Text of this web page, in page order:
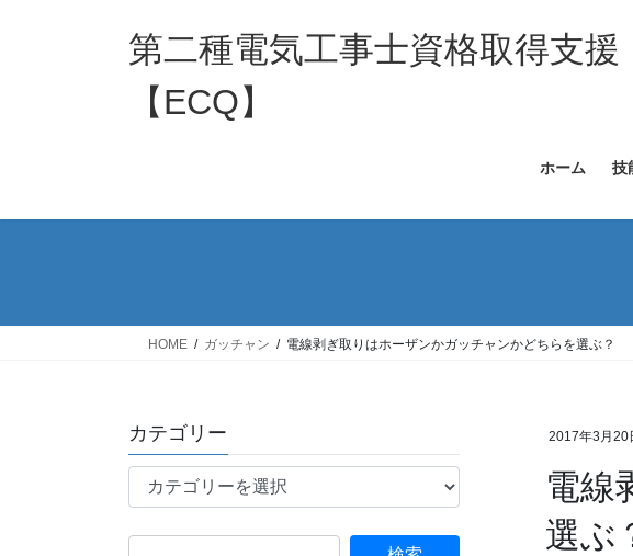
ッ
移
第二種電気工事士資格取得支
【ECQ】
ホーム 技
HOME ガッチャン 電線剥ぎ取りはホーザンかガッチャンかどちらを選ぶ？
2017年3月20
電線
選ぶ
カテゴリー
テ